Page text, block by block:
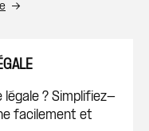
légale ? Simplifiez-
facilement et